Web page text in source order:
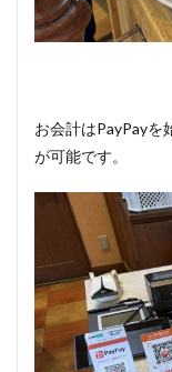
お会計はPayPayを
が可能です。